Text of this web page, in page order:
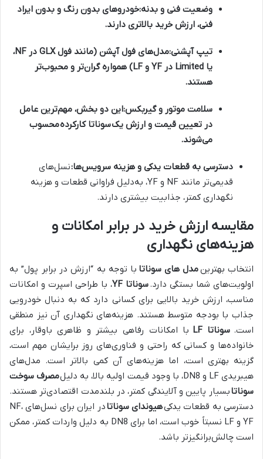
وضعیت فنی و بدنه:خودروهای بدون رنگ و بدون ایراد
فنی، ارزش خرید بالاتری دارند.
تیپ آپشنی:
مدل‌های فول آپشن (مانند فول GLX در NF،
یا Limited در YF و LF) همواره گران‌تر و محبوب‌تر
هستند.
سلامت موتور و گیربکس:این دو بخش، مهم‌ترین عامل
در تعیین قیمت و ارزش یکسوناتا کارکردهمحسوب
می‌شوند.
دسترسی به قطعات یدکی و هزینه سرویس‌ها:نسل‌های
قدیمی‌تر مانند NF و YF، به‌دلیل فراوانی قطعات و هزینه
نگهداری کمتر، جذابیت بیشتری دارند.
مقایسه ارزش خرید در برابر امکانات و
هزینه‌های نگهداری
انتخاب بهترینمدل های سوناتا با توجه به “ارزش در برابر پول” به
اولویت‌های شما بستگی دارد.سوناتا YF
، با طراحی اسپرت و امکانات
مناسب، ارزش خرید بالایی برای کسانی دارد که به دنبال خودرویی
جذاب با بودجه متوسط هستند. هزینه‌های نگهداری آن نیز منطقی
است. سوناتا LF
با امکانات رفاهی بیشتر و ظاهری باوقار، برای
خانواده‌ها و کسانی که راحتی و فناوری‌های روز برایشان مهم است،
گزینه بهتری است، اما هزینه‌های آن کمی بالاتر است. مدل‌های
هیبریدی LF و DN8، با وجود قیمت اولیه بالا، به دلیل
مصرف سوخت
سوناتابسیار پایین و آلایندگی کمتر، در بلندمدت اقتصادی‌تر هستند.
دسترسی به قطعات یدکیهیوندای سوناتا
در ایران برای نسل‌های NF،
YF و LF نسبتاً خوب است، اما برای DN8 به دلیل واردات کمتر، ممکن
است چالش‌برانگیزتر باشد.